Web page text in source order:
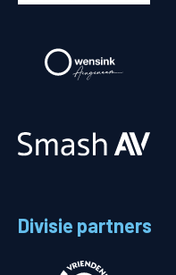
Divisie partners